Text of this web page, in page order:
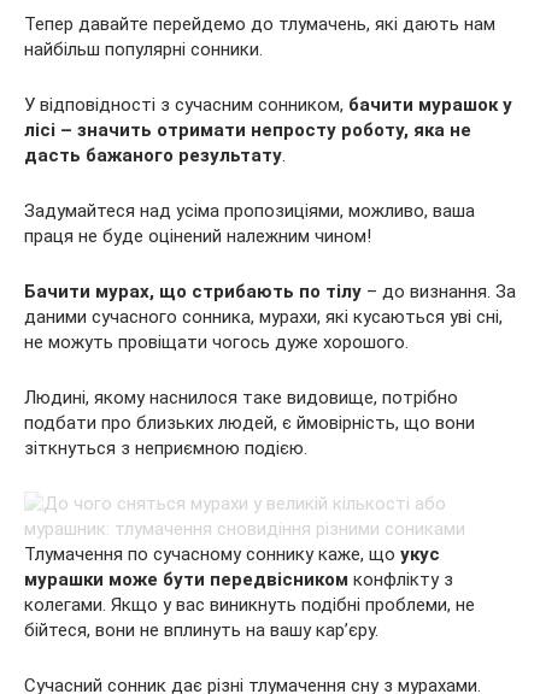
Тепер давайте перейдемо до тлумачень, які дають нам
найбільш популярні сонники.
У відповідності з сучасним сонником, бачити мурашок у
лісі – значить отримати непросту роботу, яка не
дасть бажаного результату.
Задумайтеся над усіма пропозиціями, можливо, ваша
праця не буде оцінений належним чином!
Бачити мурах, що стрибають по тілу – до визнання. За
даними сучасного сонника, мурахи, які кусаються уві сні,
не можуть провіщати чогось дуже хорошого.
Людині, якому наснилося таке видовище, потрібно
подбати про близьких людей, є ймовірність, що вони
зіткнуться з неприємною подією.
Тлумачення по сучасному соннику каже, що укус
мурашки може бути передвісником конфлікту з
колегами. Якщо у вас виникнуть подібні проблеми, не
бійтеся, вони не вплинуть на вашу кар’єру.
Сучасний сонник дає різні тлумачення сну з мурахами.